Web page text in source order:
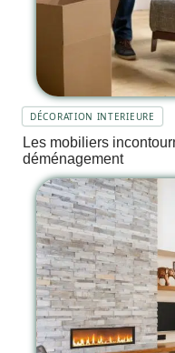
DÉCORATION INTERIEURE
Les mobiliers
déménagement